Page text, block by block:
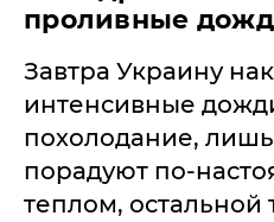
проливные
Завтра Украину
интенсивные
похолодание,
порадуют по-
теплом, остальной